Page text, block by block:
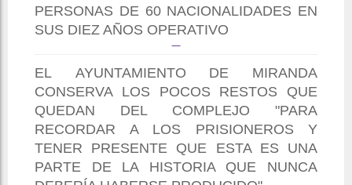
PERSONAS DE 60 NACIONALIDADES EN
SUS DIEZ AÑOS OPERATIVO
EL AYUNTAMIENTO DE MIRANDA
CONSERVA LOS POCOS RESTOS QUE
QUEDAN DEL COMPLEJO "PARA
RECORDAR A LOS PRISIONEROS Y
TENER PRESENTE QUE ESTA ES UNA
PARTE DE LA HISTORIA QUE NUNCA